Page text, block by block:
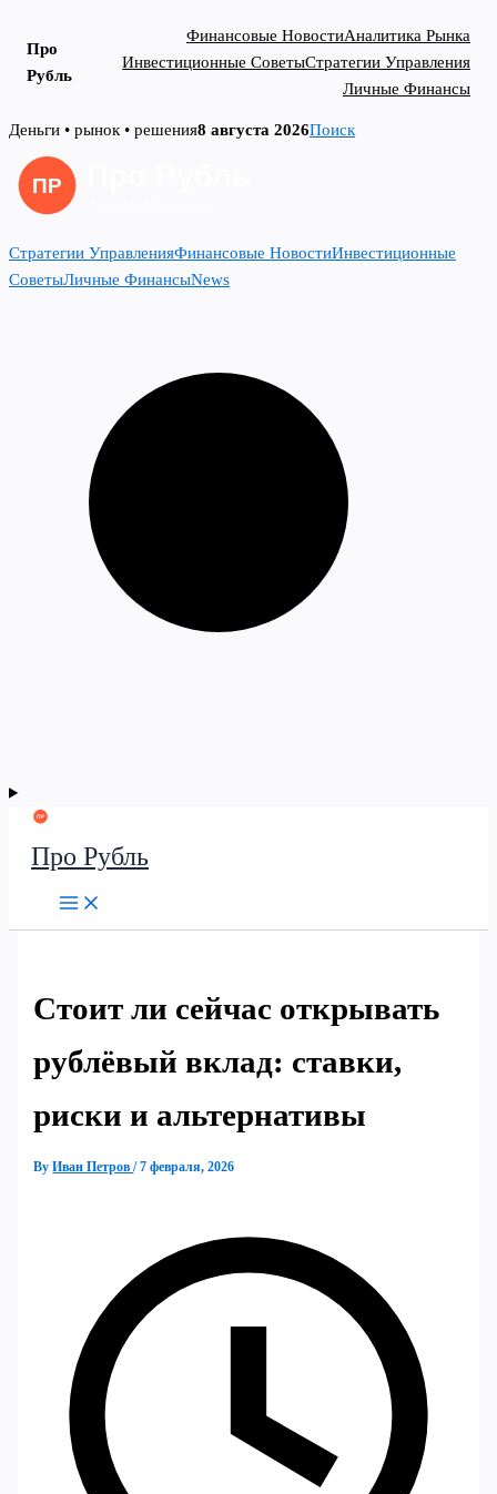
Про
Рубль
Финансовые НовостиАналитика Рынка
Инвестиционные СоветыСтратегии Управления
Личные Финансы
Skip
content
Деньги • рынок • решения8 августа 2026Поиск
Стратегии УправленияФинансовые НовостиИнвестиционные
СоветыЛичные ФинансыNews
Про Рубль
Стоит ли сейчас открывать
рублёвый вклад: ставки,
риски и альтернативы
ByИван Петров/7 февраля, 2026